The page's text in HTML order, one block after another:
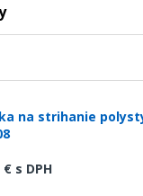
na strihanie
€ s DPH